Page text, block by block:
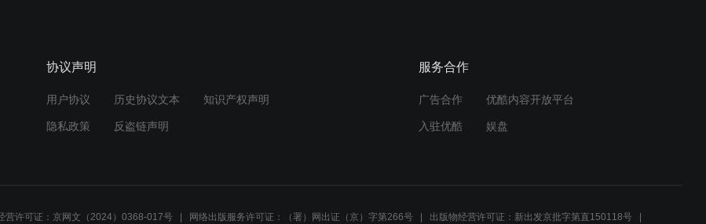
协议声明
用户协议 历史协议文本 知识产权声明
隐私政策 反盗链声明
服务合作
广告合作 优酷内容开放平台
入驻优酷 娱盘
营许可证：京网文（2024）0368-017号 网络出版服务许可证：（署）网出证（京）字第266号 出版物经营许可证：新出发京批字第直150118号